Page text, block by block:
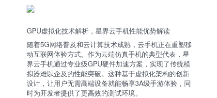
GPU虚拟化技术解析，星界云手机性能优势解读
随着5G网络普及和云计算技术成熟，云手机正在重塑移
动互联网体验方式。作为云端仿真手机的典型代表，星
界云手机通过专业级GPU硬件加速方案，实现了传统模
拟器难以企及的性能突破。这种基于虚拟化架构的创新
设计，让用户无需高端设备就能畅享3A级手游体验，同
时为开发者提供了更高效的测试环境。